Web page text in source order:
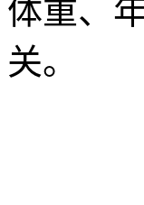
体重、
关。